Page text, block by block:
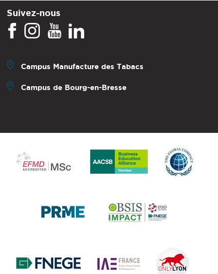
Suivez-nous
Campus Manufacture des Tabacs
Campus de Bourg-en-Bresse